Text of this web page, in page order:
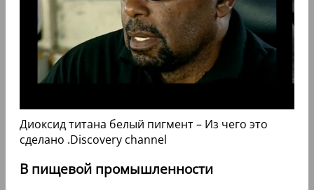
Диоксид титана белый пигмент – Из чего это
сделано .Discovery channel
В пищевой промышленности